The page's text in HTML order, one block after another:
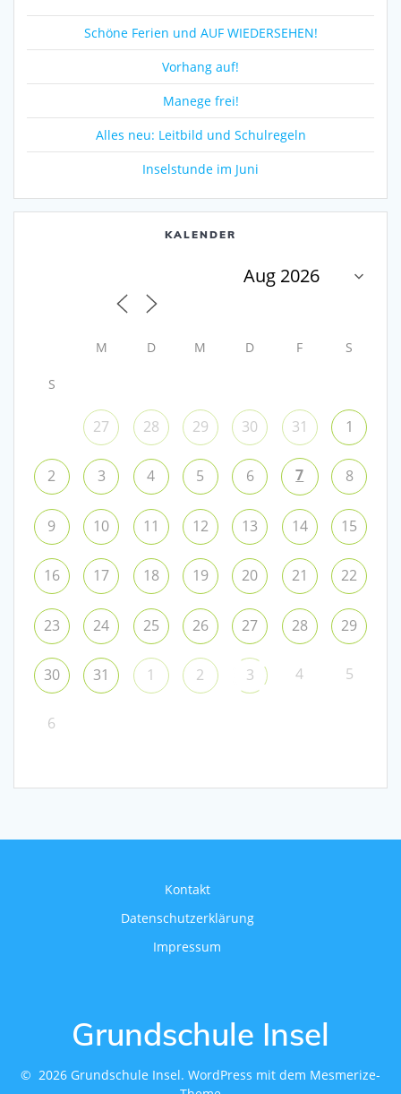
Schöne Ferien und AUF WIEDERSEHEN!
Vorhang auf!
Manege frei!
Alles neu: Leitbild und Schulregeln
Inselstunde im Juni
KALENDER
M D M D F S
S
27 28 29 30 31 1
2 3 4 5 6 7 8
9 10 11 12 13 14 15
16 17 18 19 20 21 22
23 24 25 26 27 28 29
30 31 1 2 3 4 5
6
Kontakt
Datenschutzerklärung
Impressum
Grundschule Insel
© 2026 Grundschule Insel. WordPress mit dem Mesmerize-